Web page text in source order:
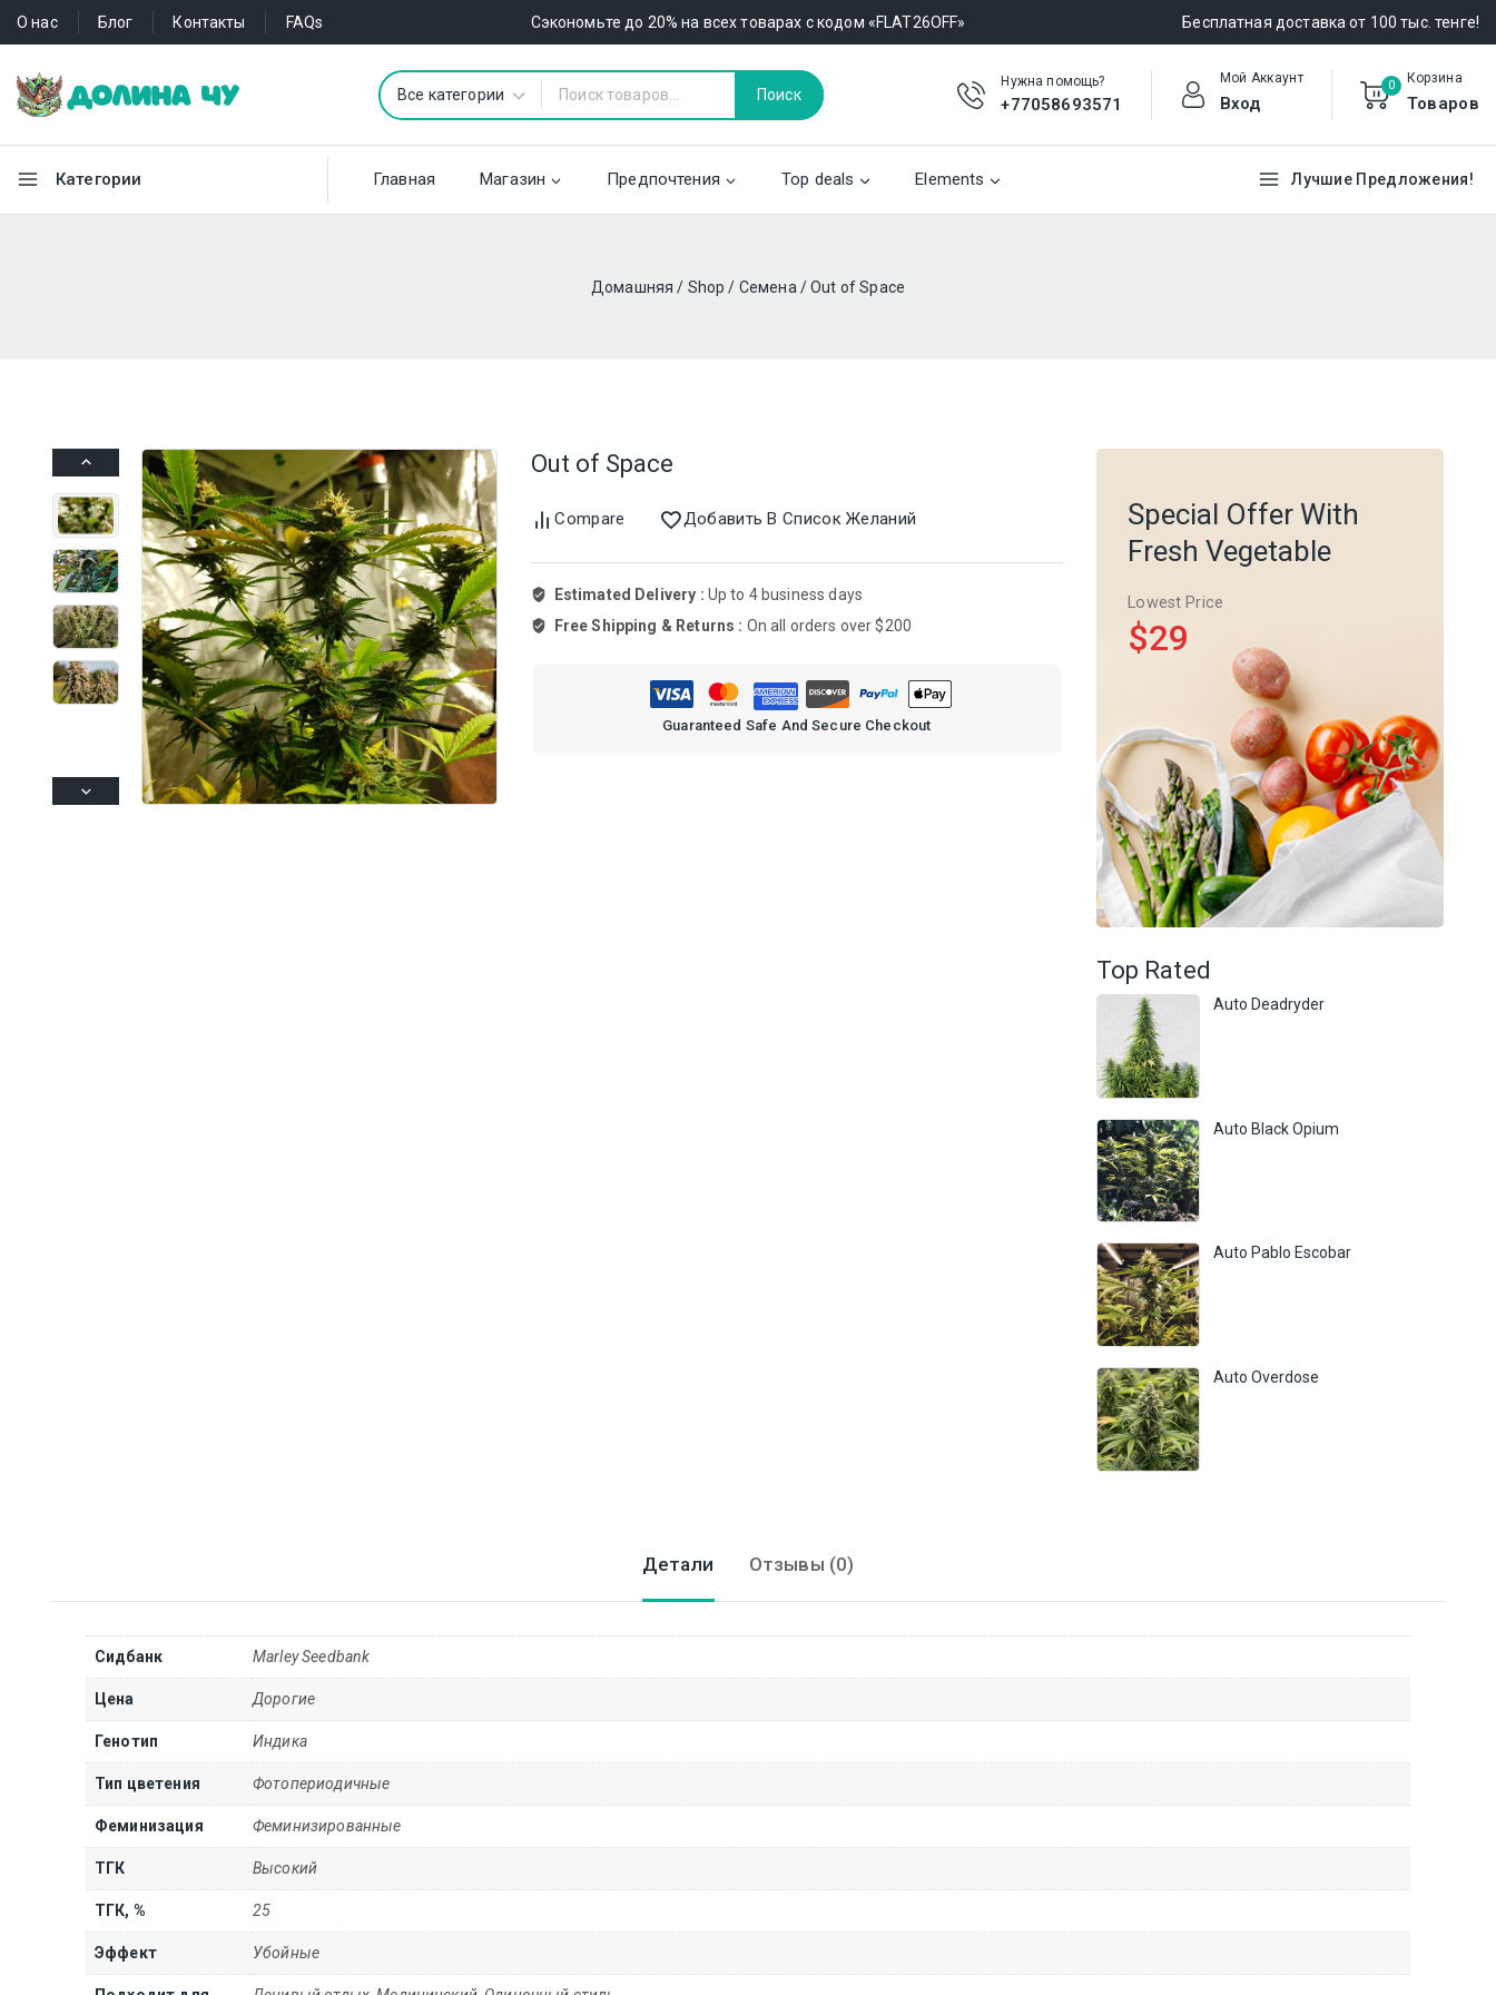
О нас Блог Контакты FAQs Сэкономьте до 20% на всех товарах с кодом «FLAT26OFF» Бесплатная доставка от 100 тыс. тенге!
Поиск
Нужна помощь?
+77058693571
Мой Аккаунт
Вход
0 Корзина
Товаров
Категории Главная Магазин Предпочтения Top deals Elements Лучшие Предложения!
Домашняя / Shop / Семена /Out of Space
Special Offer With
Fresh Vegetable
Lowest Price
$29
Top Rated
Auto Deadryder
Auto Black Opium
Auto Pablo Escobar
Auto Overdose
Out of Space
Compare Добавить В Список Желаний
Estimated Delivery : Up to 4 business days
Free Shipping & Returns : On all orders over $200
Guaranteed Safe And Secure Checkout
Детали Отзывы (0)
Сидбанк Marley Seedbank
Цена Дорогие
Генотип Индика
Тип цветения Фотопериодичные
Феминизация Феминизированные
ТГК Высокий
ТГК, % 25
Эффект Убойные